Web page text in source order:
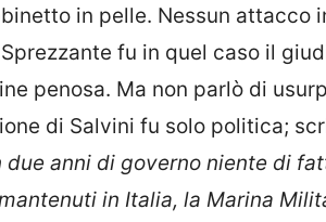
in pelle. Nessun attacco
fu in quel caso il
penosa. Ma non parlò di
di Salvini fu solo politica;
anni di governo niente di
in Italia, la Marina